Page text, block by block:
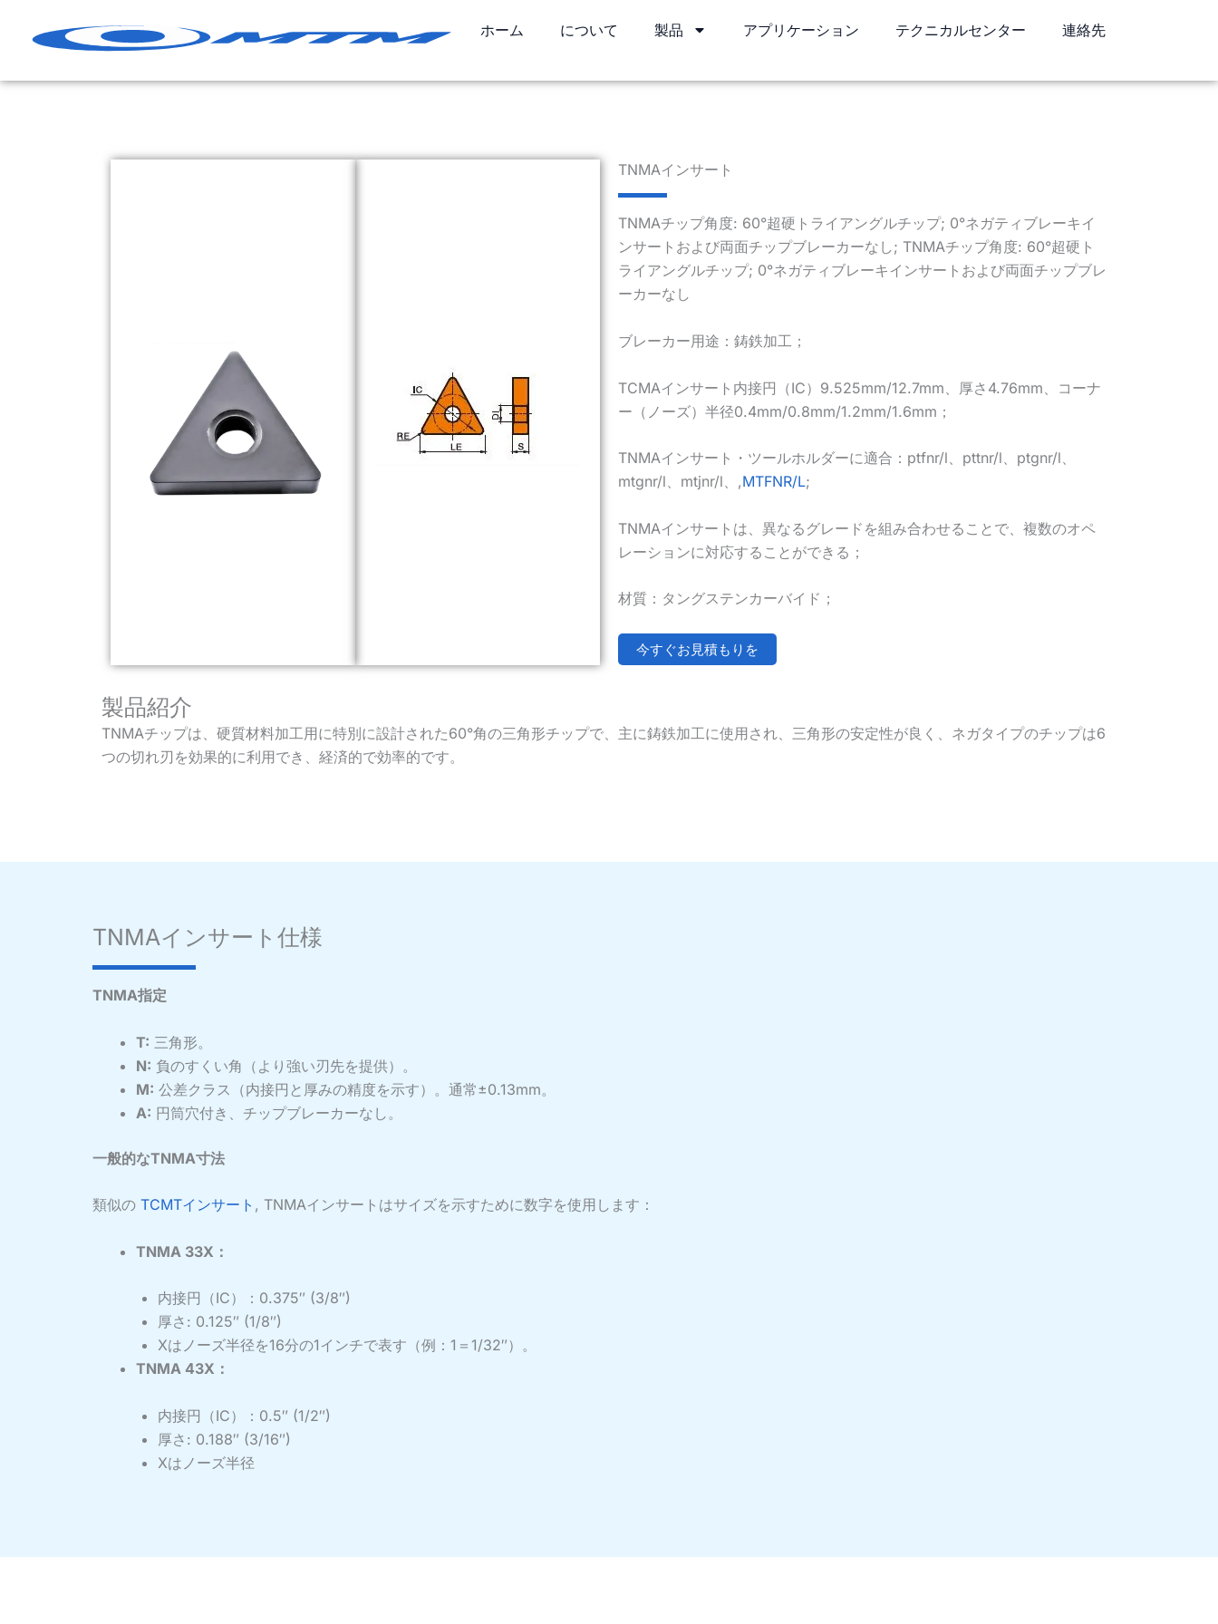
ン
ホーム について 製品 アプリケーション テクニカルセンター 連絡先
TNMAインサート
TNMAチップ角度: 60°超硬トライアングルチップ; 0°ネガティブレーキイ
ンサートおよび両面チップブレーカーなし; TNMAチップ角度: 60°超硬ト
ライアングルチップ; 0°ネガティブレーキインサートおよび両面チップブレ
ーカーなし
ブレーカー用途：鋳鉄加工；
TCMAインサート内接円（IC）9.525mm/12.7mm、厚さ4.76mm、コーナ
ー（ノーズ）半径0.4mm/0.8mm/1.2mm/1.6mm；
TNMAインサート・ツールホルダーに適合：ptfnr/l、pttnr/l、ptgnr/l、
mtgnr/l、mtjnr/l、,MTFNR/L;
TNMAインサートは、異なるグレードを組み合わせることで、複数のオペ
レーションに対応することができる；
材質：タングステンカーバイド；
今すぐお見積もりを
製品紹介
TNMAチップは、硬質材料加工用に特別に設計された60°角の三角形チップで、主に鋳鉄加工に使用され、三角形の安定性が良く、ネガタイプのチップは6
つの切れ刃を効果的に利用でき、経済的で効率的です。
TNMAインサート仕様
TNMA指定
T: 三角形。
N: 負のすくい角（より強い刃先を提供）。
M: 公差クラス（内接円と厚みの精度を示す）。通常±0.13mm。
A: 円筒穴付き、チップブレーカーなし。
一般的なTNMA寸法
類似の TCMTインサート , TNMAインサートはサイズを示すために数字を使用します：
TNMA 33X：
内接円（IC）：0.375″ (3/8″)
厚さ: 0.125″ (1/8″)
Xはノーズ半径を16分の1インチで表す（例：1＝1/32″）。
TNMA 43X：
内接円（IC）：0.5″ (1/2″)
厚さ: 0.188″ (3/16″)
Xはノーズ半径